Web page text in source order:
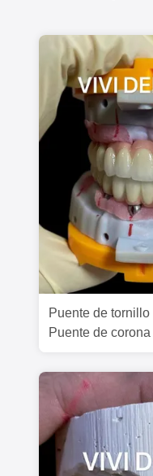
Puente de
Puente de